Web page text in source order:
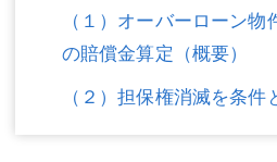
（１）オーバーローン
の賠償金算定（概要）
（２）担保権消滅を条件